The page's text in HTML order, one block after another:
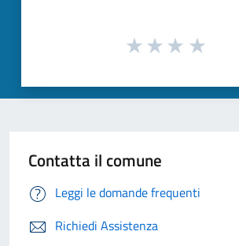
Contatta il comune
Leggi le domande frequenti
Richiedi Assistenza